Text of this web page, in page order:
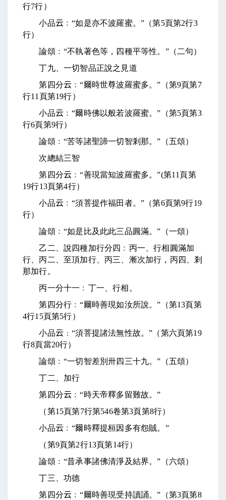
行7行）
小品云 ﹕“如是亦不波羅蜜。”（第5頁第2行3
行）
論頌﹕“不執著色等，四種平等性。”（二句）
丁九、一切智品正說之見道
第四分云 ﹕“爾時世尊波羅蜜多。”（第9頁第7
行11 頁第19行）
小品云 ﹕“爾時佛以般若波羅蜜。”（第5頁第3
行6頁第9行）
論頌﹕“苦等諸聖諦一切智剎那。”（五頌）
次總結三智
第四分云 ﹕“善現當知波羅蜜多。”(第11 頁第
19行13頁第4行）
小品云 ﹕“須菩提作福田者。”（第6頁第9行19
行）
論頌﹕“如是比及此此三品圓滿。”（一頌）
乙二、說四種加行分四﹕丙一、行相圓滿加
行、丙二、至頂加行、丙三、漸次加行，丙四、剎
那加行。
丙一分十一﹕丁一、行相。
第四分行﹕“爾時善現如汝所說。”（第13頁第
4行15頁第5行）
小品云﹕“須菩提諸法無性故。”（第六頁第19
行8頁當20行）
論頌﹕“一切智差別卅四三十九。”（五頌）
丁二、加行
第四分云 ﹕“時天帝釋多留難故。”
（第15頁第7行第546卷第3頁第8行）
小品云 ﹕“爾時釋提桓因多有怨賊。”
（第9頁第2行13頁第14行）
論頌﹕“昔承事諸佛清淨及結界。”（六頌）
丁三、功德
第四分云 ﹕“爾時善現受持讀誦。”（第3頁第8